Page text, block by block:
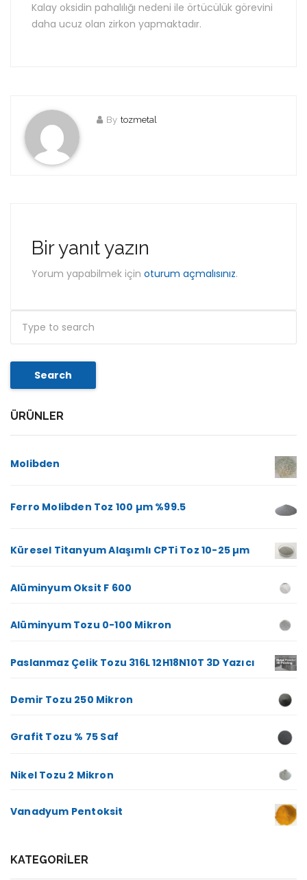
Kalay oksidin pahalılığı nedeni ile örtücülük görevini
daha ucuz olan zirkon yapmaktadır.
By tozmetal
Bir yanıt yazın
Yorum yapabilmek için oturum açmalısınız.
Search
ÜRÜNLER
Molibden
Ferro Molibden Toz 100 µm %99.5
Küresel Titanyum Alaşımlı CPTi Toz 10-25 µm
Alüminyum Oksit F 600
Alüminyum Tozu 0-100 Mikron
Paslanmaz Çelik Tozu 316L 12H18N10T 3D Yazıcı
Demir Tozu 250 Mikron
Grafit Tozu % 75 Saf
Nikel Tozu 2 Mikron
Vanadyum Pentoksit
KATEGORILER